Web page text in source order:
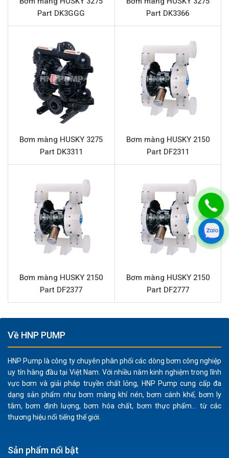
Đầu hút và đẩy
1” (Kết nối mặt bích)
Vật liệu bi
Vật liệu đế bi
Nhựa Polypropylene
Chất rắn qua bơm tối đa
Đặc điểm nổi bật HUSKY 1040 Part
Bơm màng HUSKY1040 Part D72966 nổi bật với thiết kế
kỹ thuật tối ưu và lựa chọn vật liệu cẩn trọng, mang lại
hiệu quả vượt trội trong vận hành. Thân bơm được chế
tạo từ nhựa Polypropylene, đảm bảo khả năng chống ăn
mòn hóa chất tốt, đặc biệt phù hợp với nhiều loại hóa
chất công nghiệp. Màng bơm và bi van làm từ
Santoprene cung cấp độ bền cao, khả năng chịu mài
mòn và tương thích với nhiều chất lỏng khác nhau, kéo
Đặc điểm hoạt động của bơm màng khí nén HUSKY
1040 Part D72966 cũng mang lại nhiều lợi ích:
Có khả năng chạy khô mà không bị hư hại, giúp giảm
thiểu rủi ro vận hành.
Tự mồi tốt, đơn giản hóa quá trình khởi động.
Xử lý chất lỏng nhẹ nhàng, phù hợp với các chất có
độ nhớt và chứa hạt rắn nhỏ (tối đa 3.2 mm).
Dễ dàng điều chỉnh lưu lượng và áp suất bằng cách
thay đổi áp suất khí nén cấp vào.
nguy cơ rò rỉ và yêu cầu bảo trì.
Part DK3GGG
Part DK3366
Bơm màng HUSKY 3275
Part DK3311
Bơm màng HUSKY 2150
Part DF2311
Bơm màng HUSKY 2150
Part DF2377
Bơm màng HUSKY 2150
Part DF2777
Về HNP PUMP
HNP Pump là công ty chuyên phân phối các dòng bơm công nghiệp
uy tín hàng đầu tại Việt Nam. Với nhiều năm kinh nghiệm trong lĩnh
vực bơm và giải pháp truyền chất lỏng, HNP Pump cung cấp đa
dạng sản phẩm như bơm màng khí nén, bơm cánh khế, bơm ly
tâm, bơm định lượng, bơm hóa chất, bơm thực phẩm... từ các
thương hiệu nổi tiếng thế giới.
Sản phẩm nổi bật